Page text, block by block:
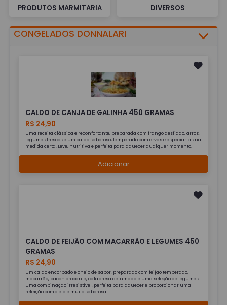
PRODUTOS MARMITARIA DIVERSOS
CONGELADOS DONNALARI
CALDO DE CANJA DE GALINHA 450 GRAMAS
R$ 24,90
Uma receita clássica e reconfortante, preparada com frango desfiado, arroz,
legumes frescos e um caldo saboroso, temperado com ervas e especiarias na
medida certa. Leve, nutritiva e perfeita para aquecer qualquer momento.
Adicionar
CALDO DE FEIJÃO COM MACARRÃO E LEGUMES 450
GRAMAS
R$ 24,90
Um caldo encorpado e cheio de sabor, preparado com feijão temperado,
macarrão, bacon crocante, calabresa defumada e uma seleção de legumes.
Uma combinação irresistível, perfeita para aquecer e proporcionar uma
refeição completa e muito saborosa.